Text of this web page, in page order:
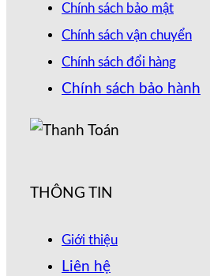
Chính sách bảo mật
Chính sách vận chuyển
Chính sách đổi hàng
Chính sách bảo hành
THÔNG TIN
Giới thiệu
Liên hệ